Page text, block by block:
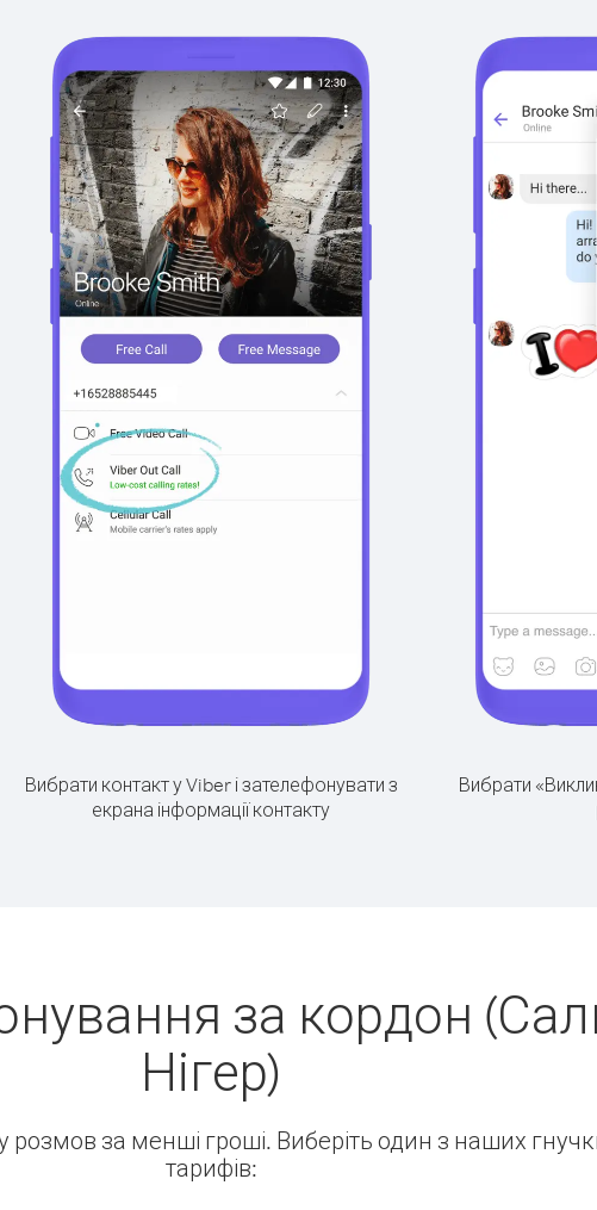
Вибрати контакт у Viber і зателефонувати з
екрана інформації контакту
Вибрати
за кордон
Нігер)
розмов за менші гроші. Виберіть один з наших
тарифів: